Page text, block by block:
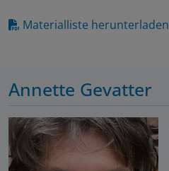
Materialliste herunterladen
Annette Gevatter